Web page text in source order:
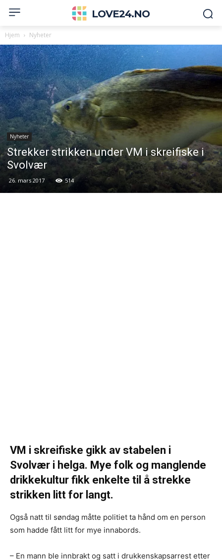
LOVE24.NO
Hjem Nyheter
Nyheter
Strekker strikken under VM i skreifiske i
Svolvær
26. mars 2017 514
VM i skreifiske gikk av stabelen i
Svolvær i helga. Mye folk og manglende
drikkekultur fikk enkelte til å strekke
strikken litt for langt.
Også natt til søndag måtte politiet ta hånd om en person
som hadde fått litt for mye innabords.
– En mann ble innbrakt og satt i drukkenskapsarrest etter